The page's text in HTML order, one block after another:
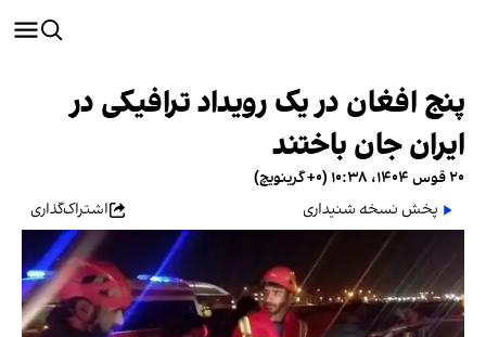
پنج افغان در یک رویداد ترافیکی در
ایران جان باختند
۲۰ قوس ۱۴۰۴، ۱۰:۳۸ (‎+۰ گرینویچ)
پخش نسخه شنیداری
اشتراک‌گذاری